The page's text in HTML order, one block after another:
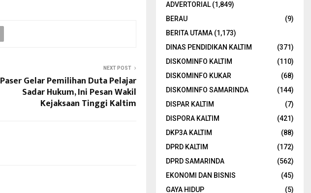
NEXT POST
Paser Gelar Pemilihan Duta Pelajar
Sadar Hukum, Ini Pesan Wakil
Kejaksaan Tinggi Kaltim
ADVERTORIAL(1,849)
BERAU
(9)
BERITA UTAMA (1,173)
DINAS PENDIDIKAN KALTIM
(371)
DISKOMINFO KALTIM
(110)
DISKOMINFO KUKAR
(68)
DISKOMINFO SAMARINDA
(144)
DISPAR KALTIM
(7)
DISPORA KALTIM
(421)
DKP3A KALTIM
(88)
DPRD KALTIM
(172)
DPRD SAMARINDA
(562)
EKONOMI DAN BISNIS
(45)
GAYA HIDUP
(5)